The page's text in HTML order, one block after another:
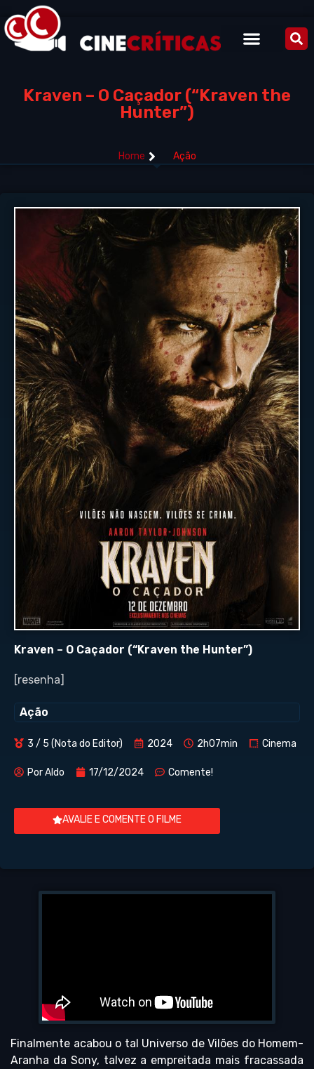
Kraven – O Caçador (“Kraven the
Hunter”)
Home Ação
Kraven – O Caçador (“Kraven the Hunter”)
[resenha]
Ação
3 / 5 (Nota do Editor) 2024 2h07min Cinema
PorAldo 17/12/2024 Comente!
AVALIE E COMENTE O FILME
Finalmente acabou o tal Universo de Vilões do Homem-
Aranha da Sony, talvez a empreitada mais fracassada